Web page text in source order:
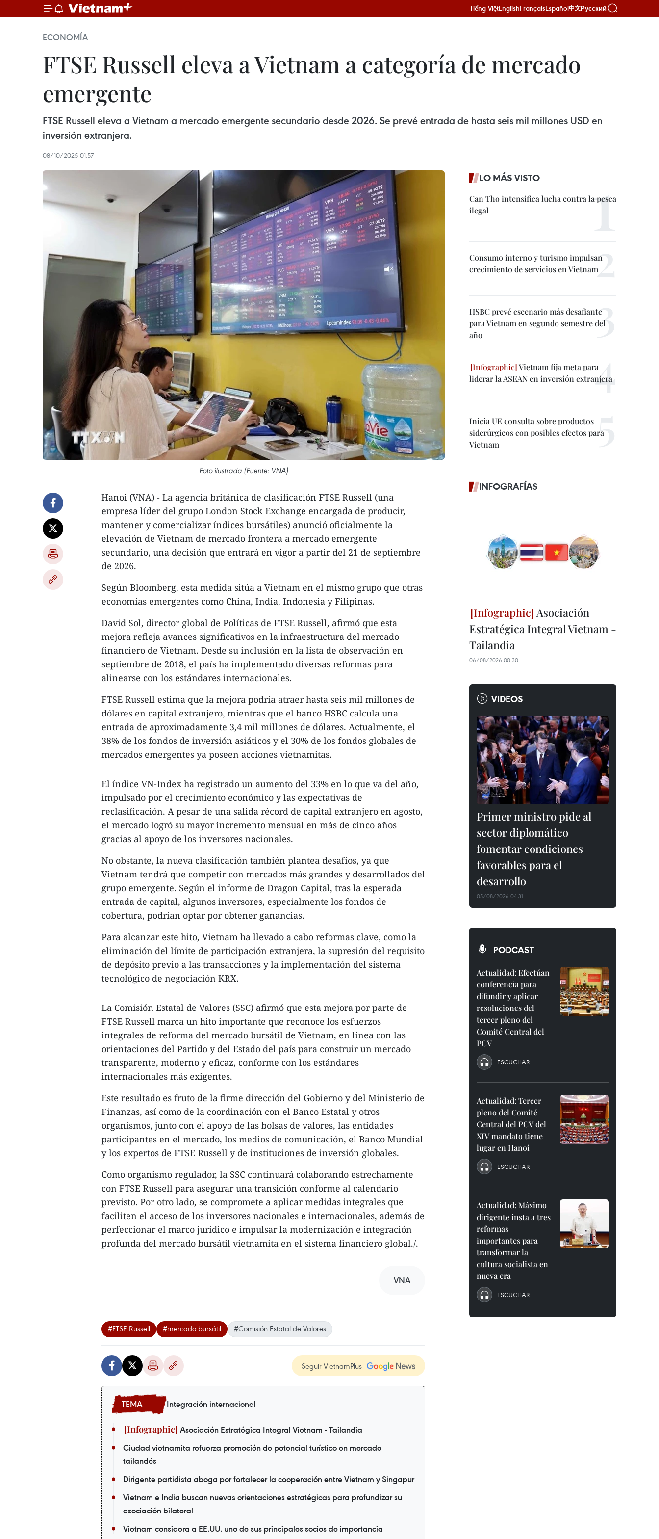
Tiếng ViệtEnglishFrançaisEspañol中文Русский
ECONOMÍA
FTSE Russell eleva a Vietnam a categoría de mercado
emergente
FTSE Russell eleva a Vietnam a mercado emergente secundario desde 2026. Se prevé entrada de hasta seis mil millones USD en
inversión extranjera.
08/10/2025 01:57
Foto ilustrada (Fuente: VNA)
Hanoi (VNA) - La agencia británica de clasificación FTSE Russell (una
empresa líder del grupo London Stock Exchange encargada de producir,
mantener y comercializar índices bursátiles) anunció oficialmente la
elevación de Vietnam de mercado frontera a mercado emergente
secundario, una decisión que entrará en vigor a partir del 21 de septiembre
de 2026.
Según Bloomberg, esta medida sitúa a Vietnam en el mismo grupo que otras
economías emergentes como China, India, Indonesia y Filipinas.
David Sol, director global de Políticas de FTSE Russell, afirmó que esta
mejora refleja avances significativos en la infraestructura del mercado
financiero de Vietnam. Desde su inclusión en la lista de observación en
septiembre de 2018, el país ha implementado diversas reformas para
alinearse con los estándares internacionales.
FTSE Russell estima que la mejora podría atraer hasta seis mil millones de
dólares en capital extranjero, mientras que el banco HSBC calcula una
entrada de aproximadamente 3,4 mil millones de dólares. Actualmente, el
38% de los fondos de inversión asiáticos y el 30% de los fondos globales de
mercados emergentes ya poseen acciones vietnamitas.
El índice VN-Index ha registrado un aumento del 33% en lo que va del año,
impulsado por el crecimiento económico y las expectativas de
reclasificación. A pesar de una salida récord de capital extranjero en agosto,
el mercado logró su mayor incremento mensual en más de cinco años
gracias al apoyo de los inversores nacionales.
No obstante, la nueva clasificación también plantea desafíos, ya que
Vietnam tendrá que competir con mercados más grandes y desarrollados del
grupo emergente. Según el informe de Dragon Capital, tras la esperada
entrada de capital, algunos inversores, especialmente los fondos de
cobertura, podrían optar por obtener ganancias.
Para alcanzar este hito, Vietnam ha llevado a cabo reformas clave, como la
eliminación del límite de participación extranjera, la supresión del requisito
de depósito previo a las transacciones y la implementación del sistema
tecnológico de negociación KRX.
La Comisión Estatal de Valores (SSC) afirmó que esta mejora por parte de
FTSE Russell marca un hito importante que reconoce los esfuerzos
integrales de reforma del mercado bursátil de Vietnam, en línea con las
orientaciones del Partido y del Estado del país para construir un mercado
transparente, moderno y eficaz, conforme con los estándares
internacionales más exigentes.
Este resultado es fruto de la firme dirección del Gobierno y del Ministerio de
Finanzas, así como de la coordinación con el Banco Estatal y otros
organismos, junto con el apoyo de las bolsas de valores, las entidades
participantes en el mercado, los medios de comunicación, el Banco Mundial
y los expertos de FTSE Russell y de instituciones de inversión globales.
Como organismo regulador, la SSC continuará colaborando estrechamente
con FTSE Russell para asegurar una transición conforme al calendario
previsto. Por otro lado, se compromete a aplicar medidas integrales que
faciliten el acceso de los inversores nacionales e internacionales, además de
perfeccionar el marco jurídico e impulsar la modernización e integración
profunda del mercado bursátil vietnamita en el sistema financiero global./.
VNA
#FTSE Russell #mercado bursátil #Comisión Estatal de Valores
Seguir VietnamPlus
Integración internacional
Asociación Estratégica Integral Vietnam - Tailandia
Ciudad vietnamita refuerza promoción de potencial turístico en mercado
tailandés
Dirigente partidista aboga por fortalecer la cooperación entre Vietnam y Singapur
Vietnam e India buscan nuevas orientaciones estratégicas para profundizar su
asociación bilateral
Vietnam considera a EE.UU. uno de sus principales socios de importancia
LO MÁS VISTO
Can Tho intensifica lucha contra la pesca
ilegal
Consumo interno y turismo impulsan
crecimiento de servicios en Vietnam
HSBC prevé escenario más desafiante
para Vietnam en segundo semestre del
año
Vietnam fija meta para
liderar la ASEAN en inversión extranjera
Inicia UE consulta sobre productos
siderúrgicos con posibles efectos para
Vietnam
INFOGRAFÍAS
Asociación
Estratégica Integral Vietnam -
Tailandia
06/08/2026 00:30
VIDEOS
Primer ministro pide al
sector diplomático
fomentar condiciones
favorables para el
desarrollo
05/08/2026 04:31
PODCAST
Actualidad: Efectúan
conferencia para
difundir y aplicar
resoluciones del
tercer pleno del
Comité Central del
PCV
ESCUCHAR
Actualidad: Tercer
pleno del Comité
Central del PCV del
XIV mandato tiene
lugar en Hanoi
ESCUCHAR
Actualidad: Máximo
dirigente insta a tres
reformas
importantes para
transformar la
cultura socialista en
nueva era
ESCUCHAR